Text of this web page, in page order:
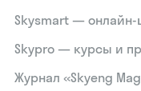
Skysmart — онлайн-
Skypro — курсы и
Журнал «Skyeng